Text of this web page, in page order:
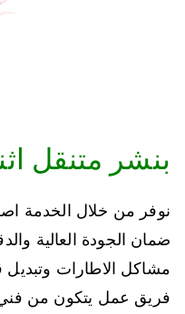
بنشر متنقل
نوفر من خلال الخدمة
ضمان الجودة العالية
مشاكل الاطارات
فريق عمل يتكون من